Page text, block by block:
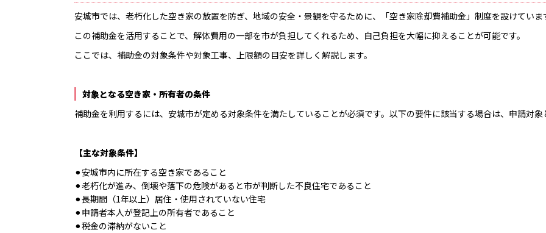
安城市では、老朽化した空き家の放置を防ぎ、地域の安全・景観を守るために、「空き家除却費補助金」制度を設けていま
この補助金を活用することで、解体費用の一部を市が負担してくれるため、自己負担を大幅に抑えることが可能です。
ここでは、補助金の対象条件や対象工事、上限額の目安を詳しく解説します。
対象となる空き家・所有者の条件
補助金を利用するには、安城市が定める対象条件を満たしていることが必須です。以下の要件に該当する場合は、申請対象
【主な対象条件】
⚫︎安城市内に所在する空き家であること
⚫︎老朽化が進み、倒壊や落下の危険があると市が判断した不良住宅であること
⚫︎長期間（1年以上）居住・使用されていない住宅
⚫︎申請者本人が登記上の所有者であること
⚫︎税金の滞納がないこと